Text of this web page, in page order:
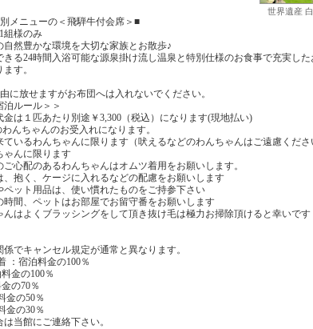
世界遺産
メニューの＜飛騨牛付会席＞■
組様のみ
自然豊かな環境を大切な家族とお散歩♪
きる24時間入浴可能な源泉掛け流し温泉と特別仕様のお食事で充実し
す。
に放せますがお布団へは入れないでください。
泊ルール＞＞
は１匹あたり別途￥3,300（税込）になります(現地払い)
んちゃんのお受入れになります。
ているわんちゃんに限ります（吠えるなどのわんちゃんはご遠慮くださ
ゃんに限ります
ご心配のあるわんちゃんはオムツ着用をお願いします。
、抱く、ケージに入れるなどの配慮をお願いします
ペット用品は、使い慣れたものをご持参下さい
時間、ペットはお部屋でお留守番をお願いします
んはよくブラッシングをして頂き抜け毛は極力お掃除頂けると幸いです
でキャンセル規定が通常と異なります。
：宿泊料金の100％
金の100％
の70％
金の50％
金の30％
当館にご連絡下さい。